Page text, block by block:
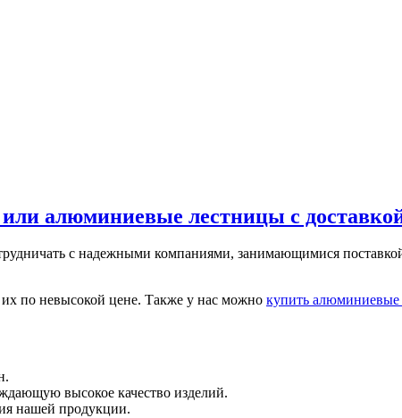
алюминиевые лестницы с
с надежными компаниями, занимающимися
по невысокой цене. Также у нас можно купить
высокое качество изделий.
нашей продукции.